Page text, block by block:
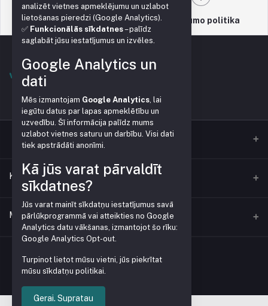
Palaikymo politika Privatumo politika
Kontaktai
Adresas
Telefonas
veikals@pleve.lv
Mano paskyra
Užsakymų istorija
Mano pageidavimų sąrašas
analizēt vietnes apmeklējumu un uzlabot
lietošanas pieredzi (Google Analytics).
✅ Funkcionālās sīkdatnes– palīdz
saglabāt jūsu iestatījumus un izvēles.
Google Analytics un
dati
Mēs izmantojam Google Analytics , lai
iegūtu datus par lapas apmeklētību un
uzvedību. Šī informācija palīdz mums
uzlabot vietnes saturu un darbību. Visi dati
tiek apstrādāti anonīmi.
Kā jūs varat pārvaldīt
sīkdatnes?
Jūs varat mainīt sīkdatņu iestatījumus savā
pārlūkprogrammā vai atteikties no Google
Analytics datu vākšanas, izmantojot šo rīku:
Google Analytics Opt-out
Turpinot lietot mūsu vietni, jūs piekrītat
mūsu sīkdatņu politikai.
Gerai. Supratau